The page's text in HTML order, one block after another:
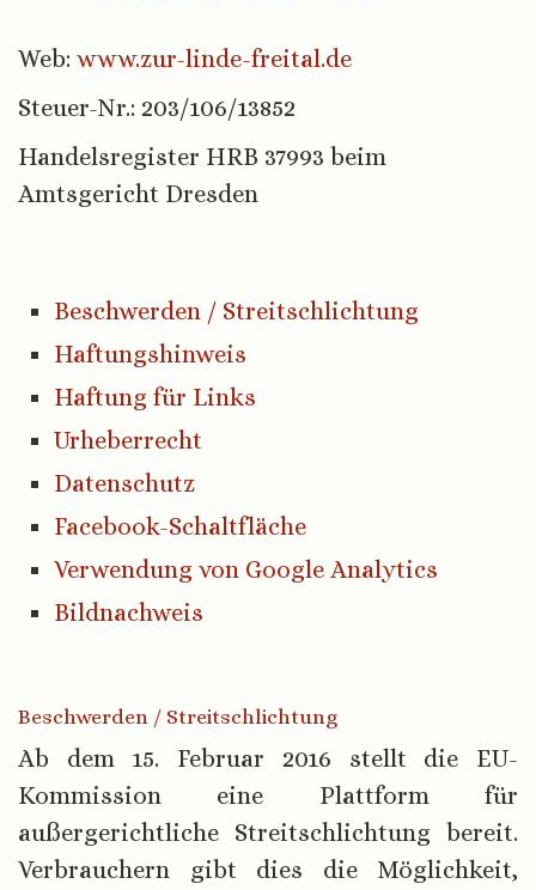
Web: www.zur-linde-freital.de
Steuer-Nr.: 203/106/13852
Handelsregister HRB 37993 beim
Amtsgericht Dresden
Beschwerden / Streitschlichtung
Haftungshinweis
Haftung für Links
Urheberrecht
Datenschutz
Facebook-Schaltfläche
Verwendung von Google Analytics
Bildnachweis
Beschwerden / Streitschlichtung
Ab dem 15. Februar 2016 stellt die EU-
Kommission eine Plattform für
außergerichtliche Streitschlichtung bereit.
Verbrauchern gibt dies die Möglichkeit,